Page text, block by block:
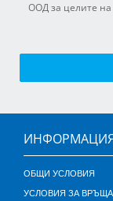
ООД за целите
ОБЩИ УСЛОВИЯ
УСЛОВИЯ ЗА